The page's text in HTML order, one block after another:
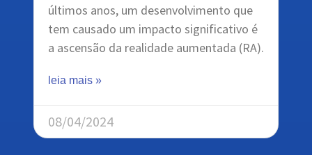
últimos anos, um desenvolvimento que
tem causado um impacto significativo é
a ascensão da realidade aumentada (RA).
leia mais »
08/04/2024